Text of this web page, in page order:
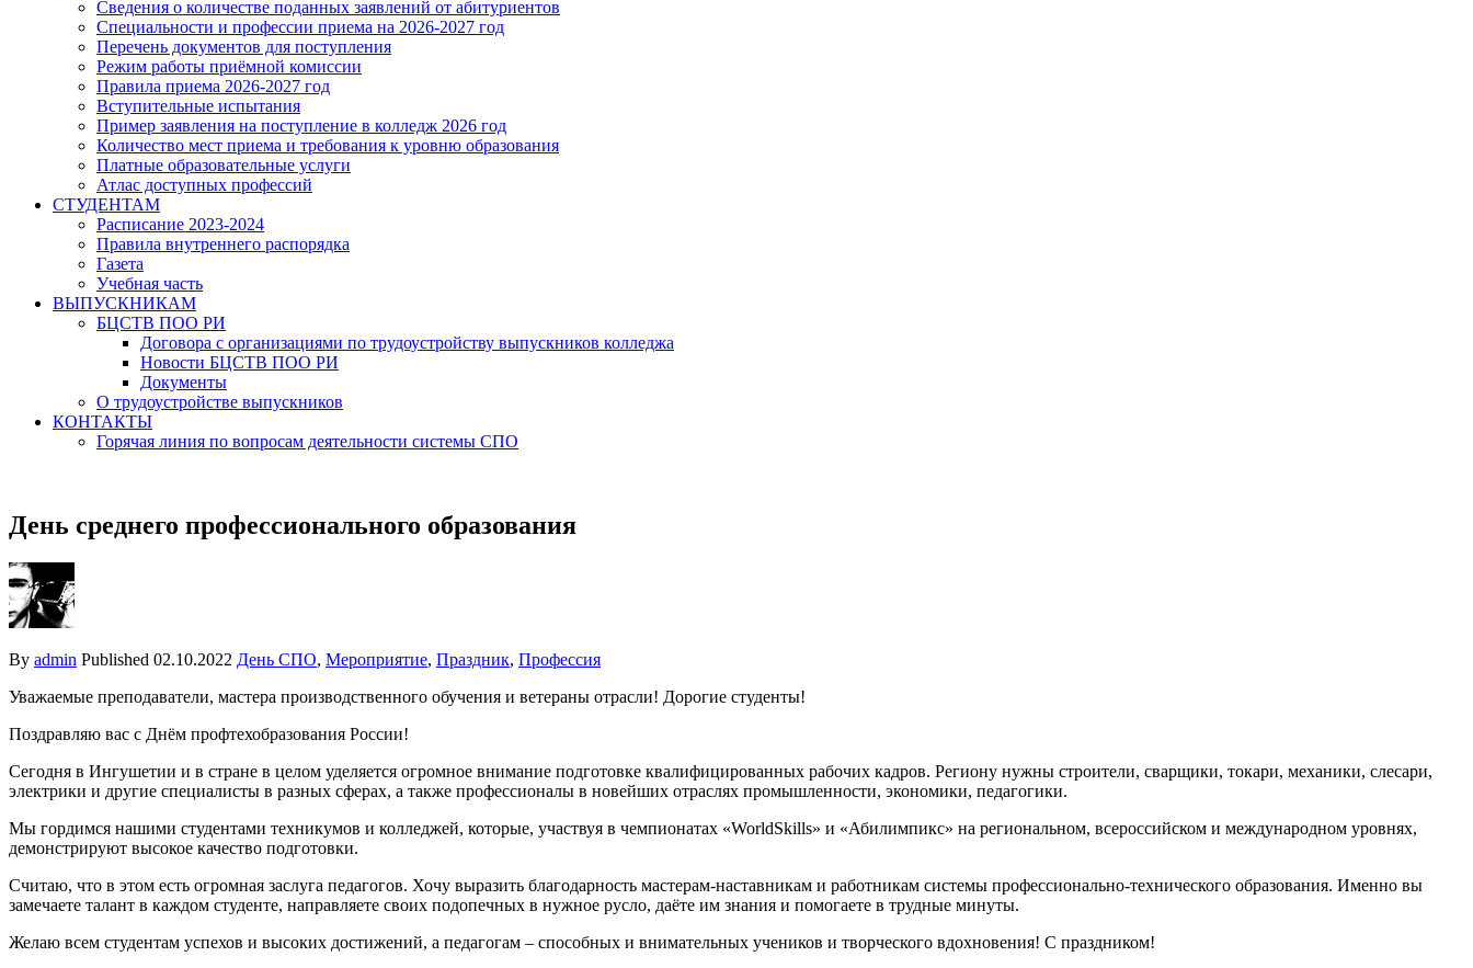
Сведения о количестве поданных заявлений от абитуриентов
Специальности и профессии приема на 2026-2027 год
Перечень документов для поступления
Режим работы приёмной комиссии
Правила приема 2026-2027 год
Вступительные испытания
Пример заявления на поступление в колледж 2026 год
Количество мест приема и требования к уровню образования
Платные образовательные услуги
Атлас доступных профессий
СТУДЕНТАМ
Расписание 2023-2024
Правила внутреннего распорядка
Газета
Учебная часть
ВЫПУСКНИКАМ
БЦСТВ ПОО РИ
Договора с организациями по трудоустройству выпускников колледжа
Новости БЦСТВ ПОО РИ
Документы
О трудоустройстве выпускников
КОНТАКТЫ
Горячая линия по вопросам деятельности системы СПО
День среднего профессионального образования
By admin Published 02.10.2022 День СПО, Мероприятие, Праздник, Профессия
Уважаемые преподаватели, мастера производственного обучения и ветераны отрасли! Дорогие студенты!
Поздравляю вас с Днëм профтехобразования России!
Сегодня в Ингушетии и в стране в целом уделяется огромное внимание подготовке квалифицированных рабочих кадров. Региону нужны строители, сварщики, токари, механики, слесари,
электрики и другие специалисты в разных сферах, а также профессионалы в новейших отраслях промышленности, экономики, педагогики.
Мы гордимся нашими студентами техникумов и колледжей, которые, участвуя в чемпионатах «WorldSkills» и «Абилимпикс» на региональном, всероссийском и международном уровнях,
демонстрируют высокое качество подготовки.
Считаю, что в этом есть огромная заслуга педагогов. Хочу выразить благодарность мастерам-наставникам и работникам системы профессионально-технического образования. Именно вы
замечаете талант в каждом студенте, направляете своих подопечных в нужное русло, даёте им знания и помогаете в трудные минуты.
Желаю всем студентам успехов и высоких достижений, а педагогам – способных и внимательных учеников и творческого вдохновения! С праздником!